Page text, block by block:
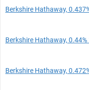
Berkshire Hathaway,
Berkshire Hathaway, 0.44%
Berkshire Hathaway,